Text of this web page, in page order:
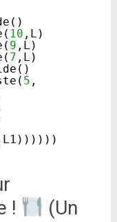
10 ,L)
9 ,L)
7 ,L)
5 ,
!
(Un